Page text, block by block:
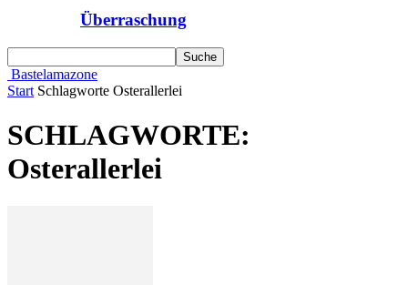
Überraschung
Bastelamazone
Start Schlagworte Osterallerlei
SCHLAGWORTE:
Osterallerlei